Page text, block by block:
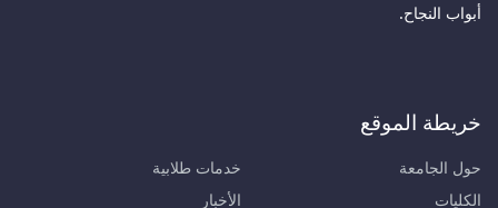
أبواب النجاح.
خريطة الموقع
حول الجامعة
الكليات
خدمات طلابية
الأخبار